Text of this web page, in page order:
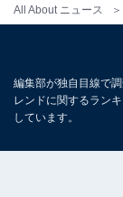
All About ニュース
編集部が独自目線で
レンドに関するラン
しています。